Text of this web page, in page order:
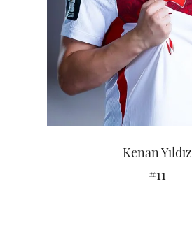
Kenan Yıldız
#11